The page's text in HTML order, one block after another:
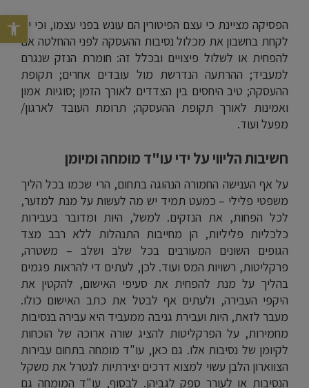
פתח סרגל הפסיקה מציינת כי עצם הפיטורין הם עונש בפני עצמו, וכי יש
לקחת בחשבון את מכלול נסיבות ההעסקה לפני ההחלטה אם
להפחית או לשלול פיצויים ובכלל זה: חומרת הנזק שנגרם
למעביד; ההרתעה הנדרשת מול עובדים אחרים; תקופת
ההעסקה; טיב היחסים בין הצדדים לאורך הזמן ;סוגיות אמון
ואמינות לאורך תקופת ההעסקה; תרומת העובד לארגון/
מפעל ועוד.
חשיבות הליווי על ידי עו"ד מומחה ומיומן
על אף הענישה החמורה הנהוגה בתחום, הרי שכמו בכל הליך
משפטי פלילי – כמעט תמיד יש מה לעשות על מנת למזער,
לכל הפחות, את הנזקים. למשל, היות ומדובר בעבירות
כלכליות פליליות, הן מחייבות התנהלות ללא רבב מצד
הגופים השונים המעורבים בכל שלב ושלב – משטרה,
פרקליטות, רשויות המס ועוד. לכן, לעתים די להראות פגמים
בהליך על מנת להפחית את סעיפי האישום, להקטין את
היקפי העבירה, ולעתים אף לבטל את כתב האישום כולו.
מעבר לזאת, היות ועבירת גניבה ממעביד היא עבירה בנסיבות
מחמירות, על הפרקליטות להציג שורה ארוכה של הוכחות
לקיומן של נסיבות אלו. גם כאן, עו"ד מומחה בתחום עבירות
הצווארון הלבן עשוי למצוא דרכים יצירתיות לנטרל את משקל
הנסיבות או לעורר ספק לגביהן. לבסוף, עו"ד המומחה גם